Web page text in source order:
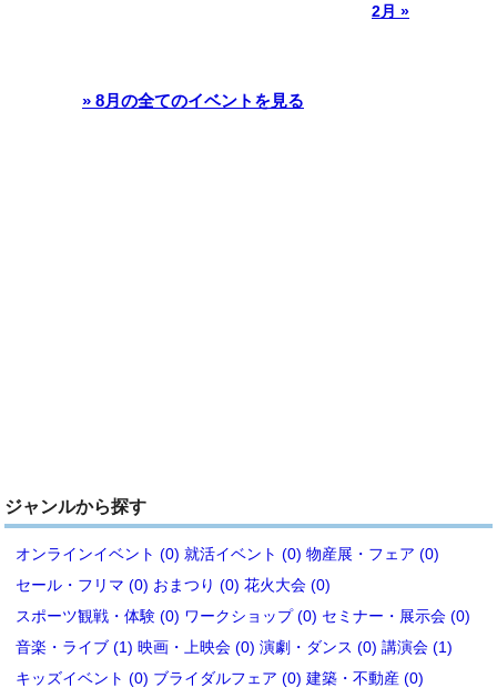
2月 »
» 8月の全てのイベントを見る
ジャンルから探す
オンラインイベント (0) 就活イベント (0) 物産展・フェア (0)
セール・フリマ (0) おまつり (0) 花火大会 (0)
スポーツ観戦・体験 (0) ワークショップ (0) セミナー・展示会 (0)
音楽・ライブ (1) 映画・上映会 (0) 演劇・ダンス (0) 講演会 (1)
キッズイベント (0) ブライダルフェア (0) 建築・不動産 (0)